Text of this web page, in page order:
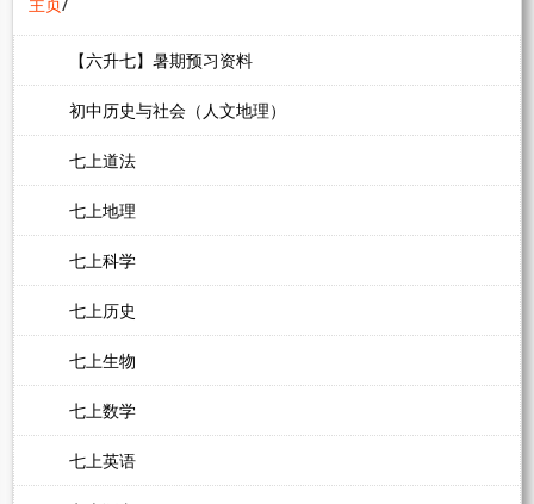
【六升七】暑期预习资料
初中历史与社会（人文地理）
七上道法
七上地理
七上科学
七上历史
七上生物
七上数学
七上英语